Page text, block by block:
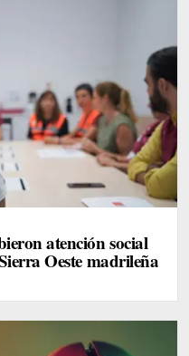
atención social
Oeste madrileña